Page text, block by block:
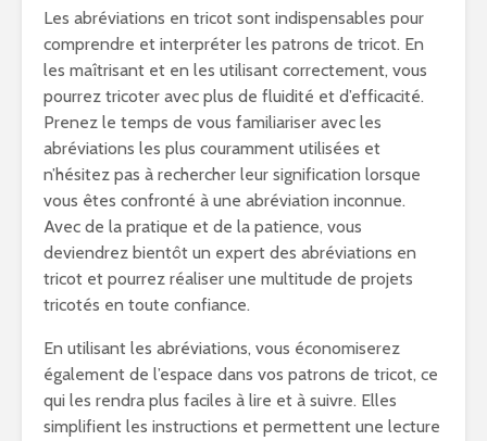
Les abréviations en tricot sont indispensables pour
comprendre et interpréter les patrons de tricot. En
les maîtrisant et en les utilisant correctement, vous
pourrez tricoter avec plus de fluidité et d’efficacité.
Prenez le temps de vous familiariser avec les
abréviations les plus couramment utilisées et
n’hésitez pas à rechercher leur signification lorsque
vous êtes confronté à une abréviation inconnue.
Avec de la pratique et de la patience, vous
deviendrez bientôt un expert des abréviations en
tricot et pourrez réaliser une multitude de projets
tricotés en toute confiance.
En utilisant les abréviations, vous économiserez
également de l’espace dans vos patrons de tricot, ce
qui les rendra plus faciles à lire et à suivre. Elles
simplifient les instructions et permettent une lecture